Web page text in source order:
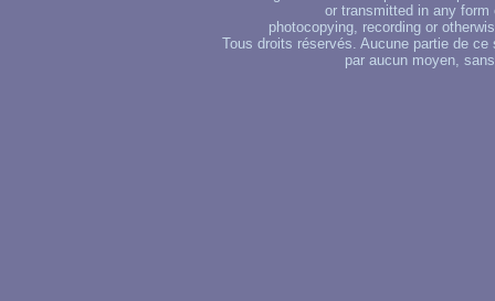
or transmitted in any
photocopying, recording or
Tous droits réservés. Aucune partie de
par aucun moyen,